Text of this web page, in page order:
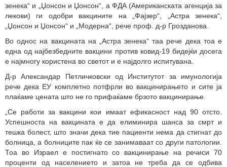
зенека“ и „Џонсон и Џонсон“, а ФДА (Американската агенција за
лекови) ги одобри вакцините на „Фајзер“, „Астра зенека“,
„Џонсон и Џонсон“ и „Модерна“, рече проф. д-р Грозданова.
Во однос на вакцината на „Астра зенека“ таа рече дека тоа е
една од најбезбедните вакцини против ковид-19 бидејќи досега
е најмногу користена во светот и е најдолго испитувана.
Д-р Александар Петличковски од Институтот за имунологија
рече дека ЕУ комплетно потфрли во вакцинирањето и сите ја
плаќаме цената што не го прифаќаме брзото вакцинирање.
„Се работи за вакцини кои имаат ефикасност над 90 отсто.
Успешноста на вакцината е да елиминира шанса за смрт и
тешка болест, што значи дека тие пациенти нема да стигнат до
болница, а болниците пак ќе се занимаваат со други патологии.
Тоа во Израел е постигнато со вакцинирање на речиси 70
проценти од населението и затоа не треба да се одбива